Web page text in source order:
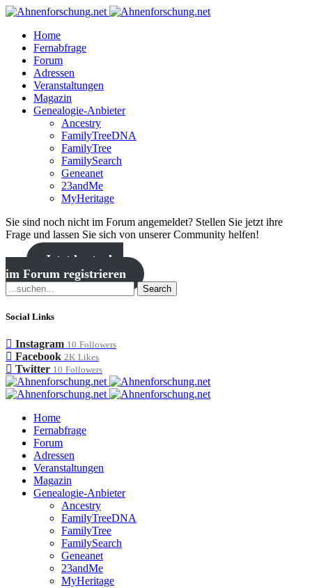
Home
Fernabfrage
Forum
Adressen
Veranstaltungen
Magazin
Genealogie-Anbieter
Ancestry
FamilyTreeDNA
FamilyTree
FamilySearch
Geneanet
23andMe
MyHeritage
Sie sind noch nicht im Forum angemeldet? Stellen Sie jetzt ihre
Frage und lassen Sie sich von unserer Community helfen!
Jetzt kostenlos
im Forum registrieren
Search
Social Links
Instagram 10 Followers
Facebook 2K Likes
Twitter 10 Followers
Home
Fernabfrage
Forum
Adressen
Veranstaltungen
Magazin
Genealogie-Anbieter
Ancestry
FamilyTreeDNA
FamilyTree
FamilySearch
Geneanet
23andMe
MyHeritage